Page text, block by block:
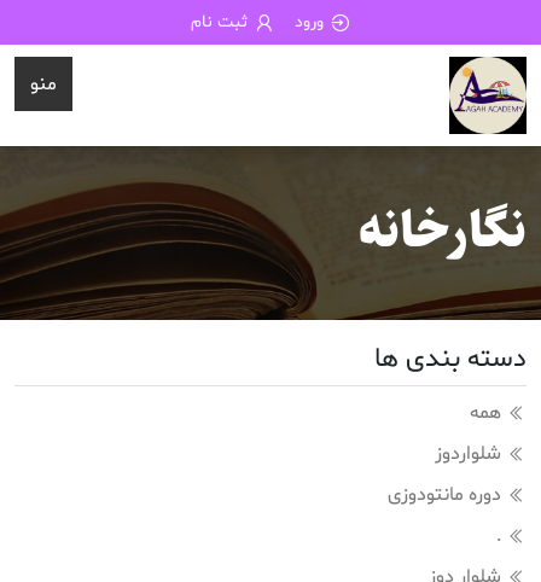
ورود ثبت نام
منو
نگارخانه
دسته بندی ها
همه
شلواردوز
دوره مانتودوزی
.